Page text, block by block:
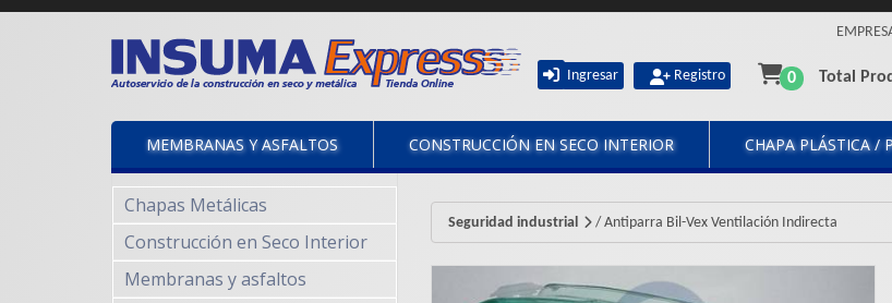
Ingresar Registro Total
0
MEMBRANAS Y ASFALTOS CONSTRUCCIÓN EN SECO INTERIOR CHAPA PLÁSTICA /
Chapas Metálicas
Construcción en Seco Interior
Membranas y asfaltos
Seguridad industrial / Antiparra Bil-Vex Ventilación Indirecta